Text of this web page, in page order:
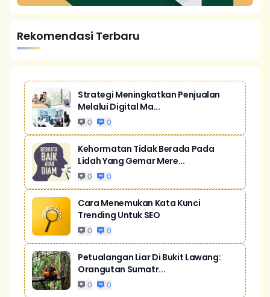
Rekomendasi Terbaru
Strategi Meningkatkan Penjualan
Melalui Digital Ma...
0 0
Kehormatan Tidak Berada Pada
Lidah Yang Gemar Mere...
0 0
Cara Menemukan Kata Kunci
Trending Untuk SEO
0 0
Petualangan Liar Di Bukit Lawang:
Orangutan Sumatr...
0 0